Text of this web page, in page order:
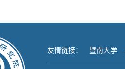
友情链接： 暨南大学